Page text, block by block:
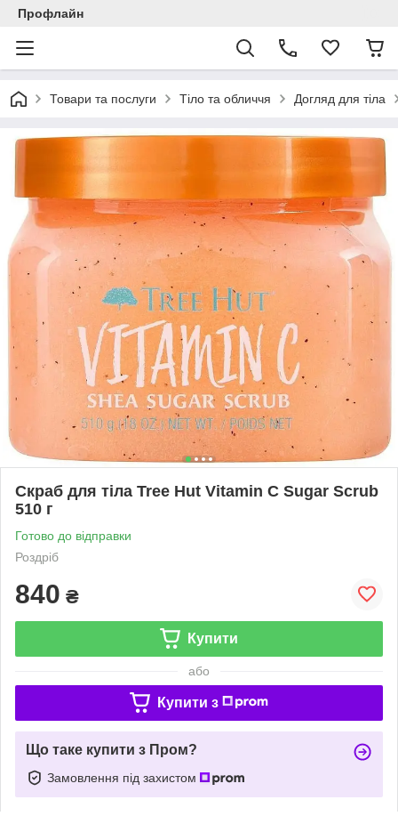
Профлайн
Товари та послуги Тіло та обличчя Догляд для тіла
Скраб для тіла Tree Hut Vitamin C Sugar Scrub
510 г
Готово до відправки
Роздріб
840 ₴
Купити
або
Купити з
Що таке купити з Пром?
Замовлення під захистом